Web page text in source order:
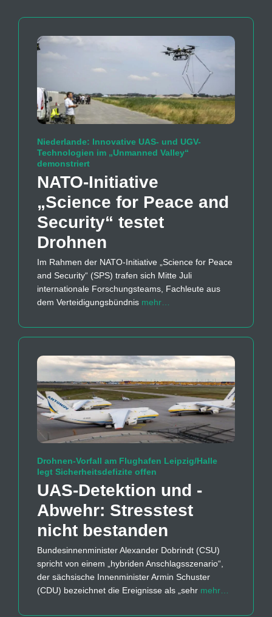
Niederlande: Innovative UAS- und UGV-
Technologien im „Unmanned Valley“
demonstriert
NATO-Initiative
„Science for Peace and
Security“ testet
Drohnen
Im Rahmen der NATO-Initiative „Science for Peace
and Security“ (SPS) trafen sich Mitte Juli
internationale Forschungsteams, Fachleute aus
dem Verteidigungsbündnis mehr…
Drohnen-Vorfall am Flughafen Leipzig/Halle
legt Sicherheitsdefizite offen
UAS-Detektion und -
Abwehr: Stresstest
nicht bestanden
Bundesinnenminister Alexander Dobrindt (CSU)
spricht von einem „hybriden Anschlagsszenario“,
der sächsische Innenminister Armin Schuster
(CDU) bezeichnet die Ereignisse als „sehr mehr…